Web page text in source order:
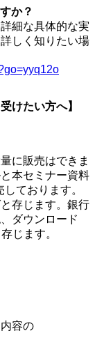
か？
細な具体的な実
しく知りたい場
けたい方へ】
に販売はできま
本セミナー資料
ております。
存じます。銀行
ダウンロード
じます。
容の